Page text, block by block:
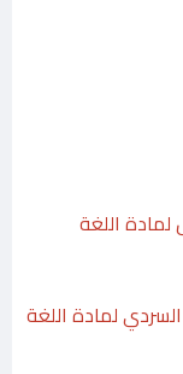
اللغة
لمادة اللغة